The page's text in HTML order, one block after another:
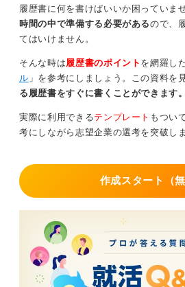
強みを武器にできるはずです。
0
履歴書に何を書けばいいか困っていま
時間の中で準備する必要があるので、
てはいけません。
そんな時は履歴書のポイント を網羅し
ル 」を参考にしましょう。この資料を
る履歴書をすぐに書くことができます。
実際に利用できるテンプレート もつい
考にしながら志望企業の選考を突破し
作成スタート（無